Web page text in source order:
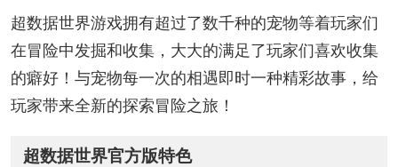
超数据世界游戏拥有超过了数千种的宠物等着玩家们
在冒险中发掘和收集，大大的满足了玩家们喜欢收集
的癖好！与宠物每一次的相遇即时一种精彩故事，给
玩家带来全新的探索冒险之旅！
超数据世界官方版特色